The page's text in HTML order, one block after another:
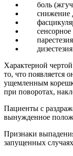
боль
снижение
сенсорное
парестезия
дизестезия
Характерной
то, что появляется
ущемленным
при поворотах,
Пациенты с
вынужденное
Признаки
запущенных